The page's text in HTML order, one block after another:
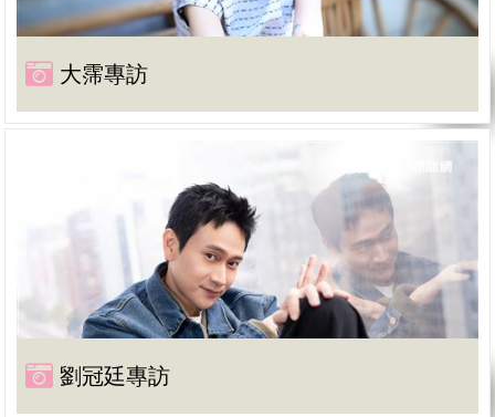
大霈專訪
劉冠廷專訪